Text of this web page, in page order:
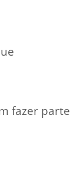
fazer parte